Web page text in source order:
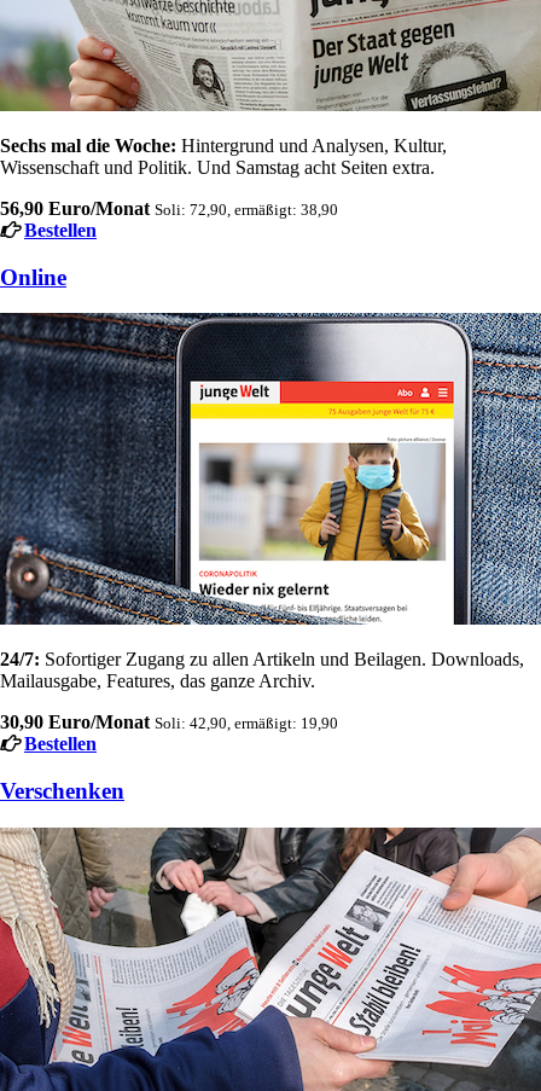
Sechs mal die Woche: Hintergrund und Analysen, Kultur,
Wissenschaft und Politik. Und Samstag acht Seiten extra.
56,90 Euro/Monat Soli: 72,90, ermäßigt: 38,90
Bestellen
Online
24/7: Sofortiger Zugang zu allen Artikeln und Beilagen. Downloads,
Mailausgabe, Features, das ganze Archiv.
30,90 Euro/Monat Soli: 42,90, ermäßigt: 19,90
Bestellen
Verschenken